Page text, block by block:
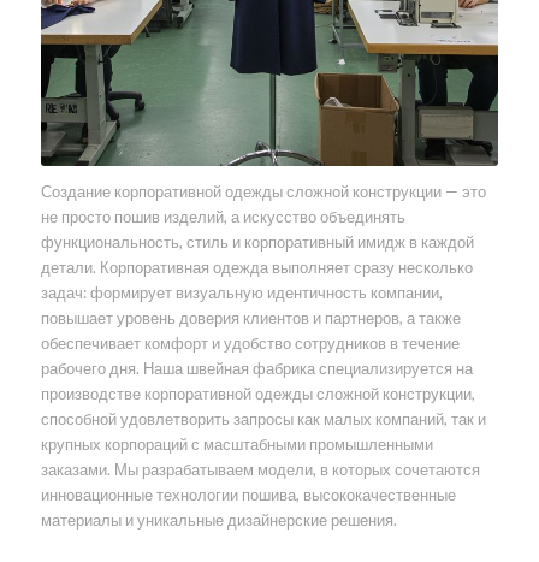
Создание корпоративной одежды сложной конструкции — это
не просто пошив изделий, а искусство объединять
функциональность, стиль и корпоративный имидж в каждой
детали. Корпоративная одежда выполняет сразу несколько
задач: формирует визуальную идентичность компании,
повышает уровень доверия клиентов и партнеров, а также
обеспечивает комфорт и удобство сотрудников в течение
рабочего дня. Наша швейная фабрика специализируется на
производстве корпоративной одежды сложной конструкции,
способной удовлетворить запросы как малых компаний, так и
крупных корпораций с масштабными промышленными
заказами. Мы разрабатываем модели, в которых сочетаются
инновационные технологии пошива, высококачественные
материалы и уникальные дизайнерские решения.